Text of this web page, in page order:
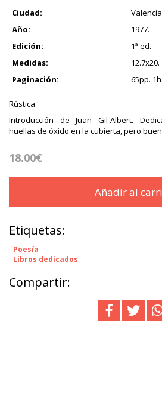
Ciudad:
Valencia
Año:
1977.
Edición:
1ª ed.
Medidas:
12.7x20.
Paginación:
65pp. 1h.
Rústica.
Introducción de Juan Gil-Albert.
huellas de óxido en la cubierta, pero
18.00€
Añadir al
Etiquetas:
Poesía
Libros dedicados
Compartir: